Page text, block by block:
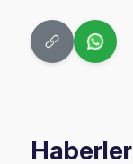
Haberler